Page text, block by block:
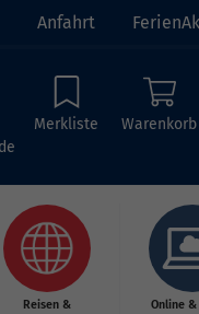
Anfahrt
Merkliste Warenkorb
Reisen &
Online